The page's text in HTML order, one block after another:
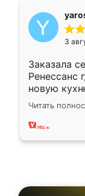
3
Заказала
Ренессанс
новую
вполне
два года,
Читать